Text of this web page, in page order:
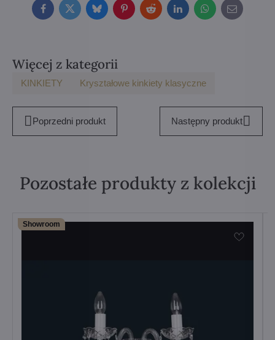
FacebookTwitterBlueskyPinterestRedditLinkedInWhatsApp
E-
mail
Więcej z kategorii
KINKIETY Kryształowe kinkiety klasyczne
Poprzedni produkt Następny produkt
Pozostałe produkty z kolekcji
Showroom